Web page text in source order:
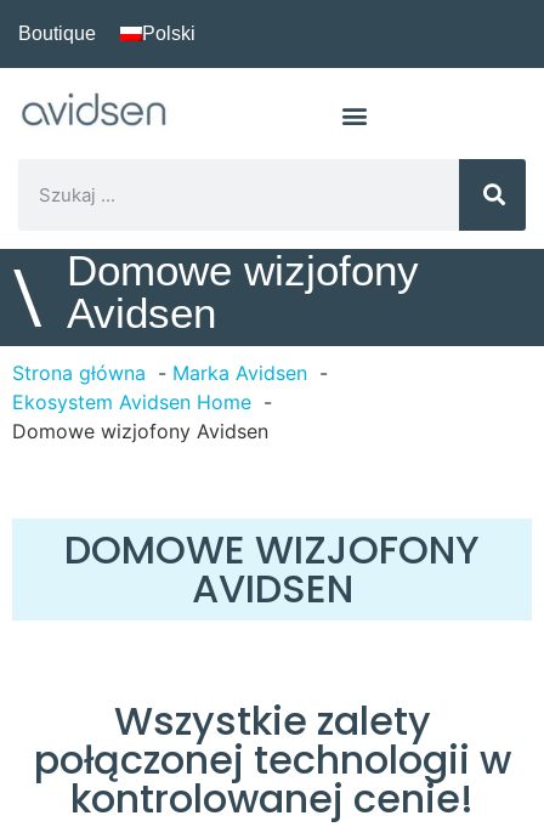
Boutique Polski
\
Domowe wizjofony
Avidsen
Strona główna
Marka Avidsen
Ekosystem Avidsen Home
Domowe wizjofony Avidsen
DOMOWE WIZJOFONY
AVIDSEN
Wszystkie zalety
połączonej technologii w
kontrolowanej cenie!